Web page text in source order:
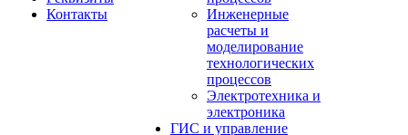
Контакты
Инженерные
расчеты и
моделирование
технологических
процессов
Электротехника и
электроника
ГИС и управление